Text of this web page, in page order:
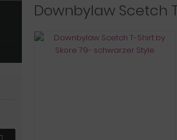
Downbylaw Scetch